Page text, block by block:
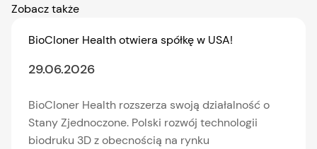
Zobacz także
BioCloner Health otwiera spółkę w USA!
29.06.2026
BioCloner Health rozszerza swoją działalność o
Stany Zjednoczone. Polski rozwój technologii
biodruku 3D z obecnością na rynku